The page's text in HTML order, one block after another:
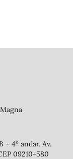
– 4º andar. Av.
09210-580